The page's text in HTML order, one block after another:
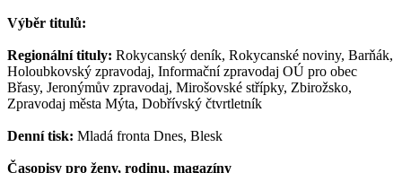
Výběr titulů:
Regionální tituly: Rokycanský deník, Rokycanské noviny, Barňák,
Holoubkovský zpravodaj, Informační zpravodaj OÚ pro obec
Břasy, Jeronýmův zpravodaj, Mirošovské střípky, Zbirožsko,
Zpravodaj města Mýta, Dobřívský čtvrtletník
Denní tisk: Mladá fronta Dnes, Blesk
Časopisy pro ženy, rodinu, magazíny